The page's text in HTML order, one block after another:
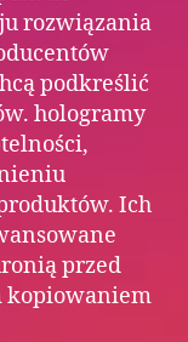
rozwiązania
podkreślić
hologramy
Ich
przed
kopiowaniem